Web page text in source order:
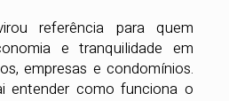
referência para quem
e tranquilidade em
empresas e condomínios.
entender como funciona o